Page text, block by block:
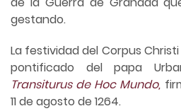
gestando.
La festividad del Corpus
pontificado del papa
Transiturus de Hoc Mundo,
11 de agosto de 1264.